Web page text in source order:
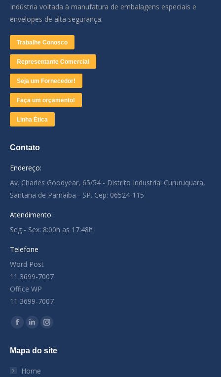
Indústria voltada à manufatura de embalagens especiais e
envelopes de alta segurança.
Trabalhe Conosco
Representante Comercial
Seja um Fornecedor!
Faça um orçamento!
Linha Ética
Contato
Endereço:
Av. Charles Goodyear, 65/54 - Distrito Industrial Cururuquara,
Santana de Parnaíba - SP. Cep: 06524-115
Atendimento:
Seg - Sex: 8:00h as 17:48h
Telefone
Word Post
11 3699-7007
Office WP
11 3699-7007
Encontre-nos em:
Facebook
opens
Linkedin
opens
Instagram
opens
Mapa do site
Home